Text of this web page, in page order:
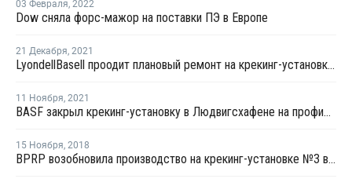
03 Февраля, 2022
Dow сняла форс-мажор на поставки ПЭ в Европе
21 Декабря, 2021
LyondellBasell проодит плановый ремонт на крекинг-установке № 6 в Германии
11 Ноября, 2021
BASF закрыл крекинг-установку в Людвигсхафене на профилактику
15 Ноября, 2018
BPRP возобновила производство на крекинг-установке №3 в Гельзенкирхене